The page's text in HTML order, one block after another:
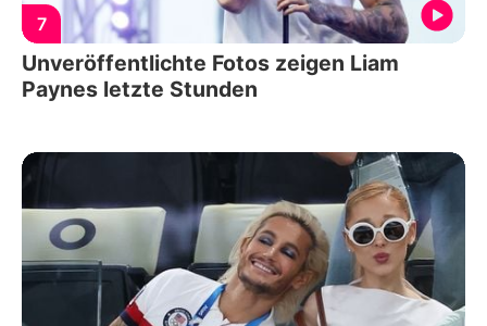
7
Unveröffentlichte Fotos zeigen Liam
Paynes letzte Stunden